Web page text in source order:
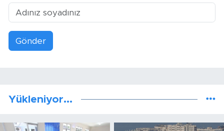
Gönder
Yükleniyor...